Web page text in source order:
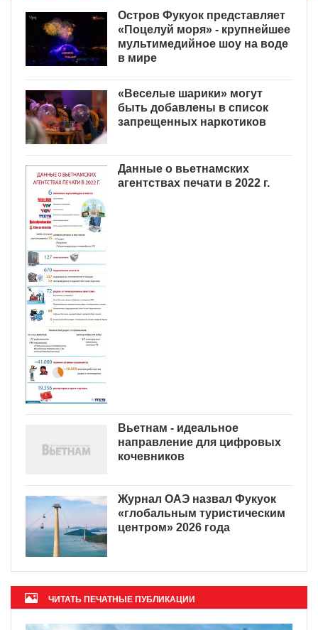
Остров Фукуок представляет
«Поцелуй моря» - крупнейшее
мультимедийное шоу на воде
в мире
«Веселые шарики» могут
быть добавлены в список
запрещенных наркотиков
Данные о вьетнамских
агентствах печати в 2022 г.
Вьетнам - идеальное
направление для цифровых
кочевников
Журнал ОАЭ назвал Фукуок
«глобальным туристическим
центром» 2026 года
ЧИТАТЬ ПЕЧАТНЫЕ ПУБЛИКАЦИИ